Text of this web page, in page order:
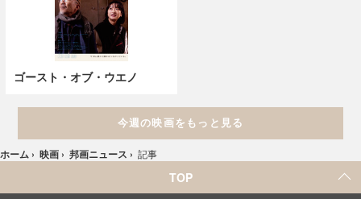
ゴースト・オブ・ウエノ
今週の映画をもっと見る
ホーム › 映画 › 邦画ニュース › 記事
TOP